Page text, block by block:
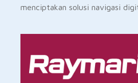
menciptakan solusi navigasi